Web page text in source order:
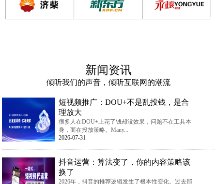
新闻资讯
倾听我们的声音，倾听互联网的潮流
短视频推广：DOU+不是乱投钱，是合
理放大
很多人在DOU+上花了钱却没效果，问题不在工具本
身，而在投放策略。Many...
2026-07-31
抖音运营：算法变了，你的内容策略该
换了
2026年，抖音的推荐逻辑发生了根本性变化。过去那